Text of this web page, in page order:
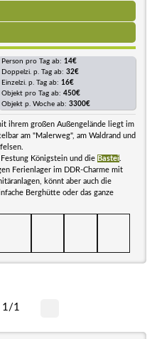
Person pro Tag ab: 14€
Doppelzi. p. Tag ab: 32€
Einzelzi. p. Tag ab: 16€
Objekt pro Tag ab: 450€
Objekt p. Woche ab: 3300€
ihrem großen Außengelände liegt im
am "Malerweg", am Waldrand und
Königstein und die Bastei
Ferienlager im DDR-Charme mit
könnt aber auch die
Berghütte oder das ganze
1/1